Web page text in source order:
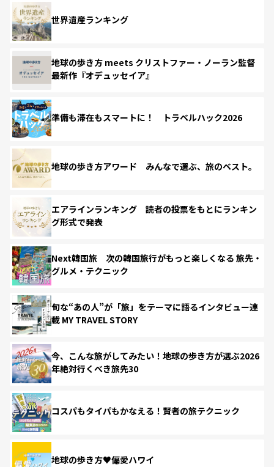
世界遺産ランキング
地球の歩き方 meets クリストファー・ノーラン監督
最新作『オデュッセイア』
準備も滞在もスマートに！ トラベルハック2026
地球の歩き方アワード みんなで選ぶ、旅のベスト。
エアラインランキング 読者の投票をもとにランキン
グ形式で発表
Next韓国旅 次の韓国旅行がもっと楽しくなる 旅先・
グルメ・テクニック
旬な“あの人”が「旅」をテーマに語るインタビュー連
載 MY TRAVEL STORY
今、こんな旅がしてみたい！地球の歩き方が選ぶ2026
年絶対行くべき旅先30
コスパもタイパもかなえる！賢者の旅テクニック
地球の歩き方♥偏愛ハワイ